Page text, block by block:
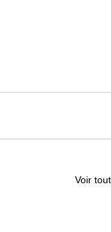
Voir tout